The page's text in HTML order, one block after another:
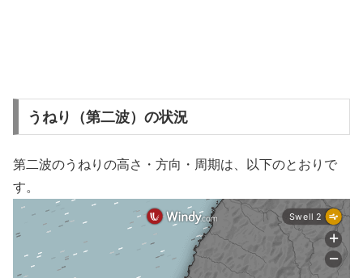
うねり（第二波）の状況
第二波のうねりの高さ・方向・周期は、以下のとおりで
す。